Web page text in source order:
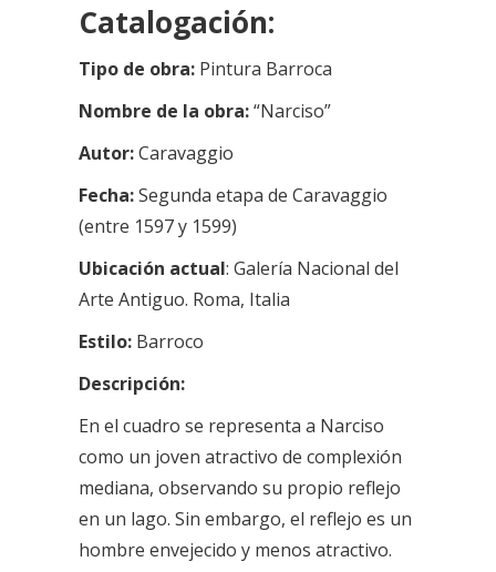
Catalogación:
Tipo de obra: Pintura Barroca
Nombre de la obra:“Narciso”
Autor:Caravaggio
Fecha:Segunda etapa de Caravaggio
(entre 1597 y 1599)
Ubicación actual: Galería Nacional del
Arte Antiguo. Roma, Italia
Estilo: Barroco
Descripción:
En el cuadro se representa a Narciso
como un joven atractivo de complexión
mediana, observando su propio reflejo
en un lago. Sin embargo, el reflejo es un
hombre envejecido y menos atractivo.